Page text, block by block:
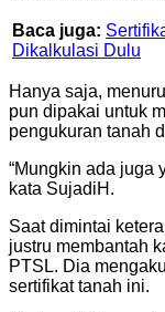
Baca juga:
Dikalkulasi Dulu
Hanya saja,
pun dipakai untuk
pengukuran tanah
“Mungkin ada juga
kata SujadiH.
Saat dimintai
justru membantah
PTSL. Dia
sertifikat tanah ini.